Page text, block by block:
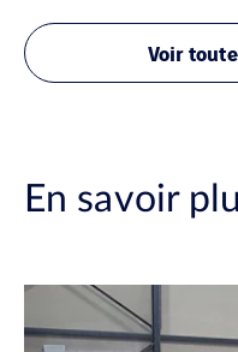
Voir
En savoir